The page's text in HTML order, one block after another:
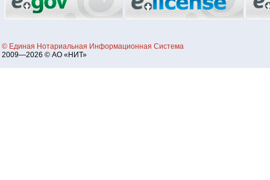
© Единая Нотариальная Информационная Система
2009—2026 © АО «НИТ»